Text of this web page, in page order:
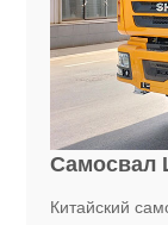
Самосвал
Китайский